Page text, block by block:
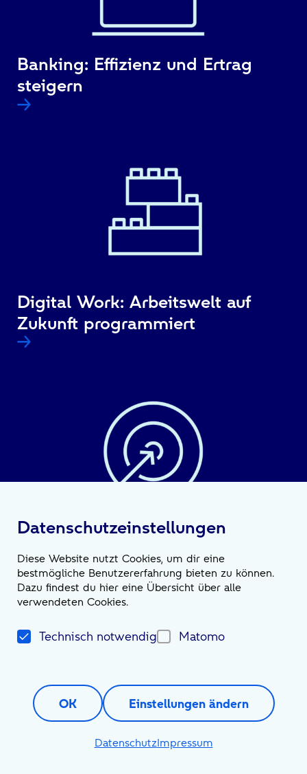
Datenschutzeinstellungen
Diese Website nutzt Cookies, um dir eine
bestmögliche Benutzererfahrung bieten zu können.
Dazu findest du hier eine Übersicht über alle
verwendeten Cookies.
Technisch notwendig Matomo
OK Einstellungen ändern
DatenschutzImpressum
Banking: Effizienz und Ertrag
steigern
Digital Work: Arbeitswelt auf
Zukunft programmiert
Nachhaltigkeit: Ambition mit
vielen Facetten
Weiterlesen
Impressum Kontakt
Datenschutzerklärung
Datenschutzerklärung
Anfahrt
Gender-Hinweis
Hinweisgeberstelle
Impressum
Datenschutz
Impressum
Datenschutzerklärung